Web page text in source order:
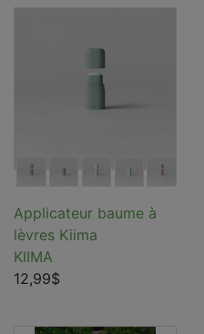
Applicateur baume à
lèvres Kiima
KIIMA
12,99$